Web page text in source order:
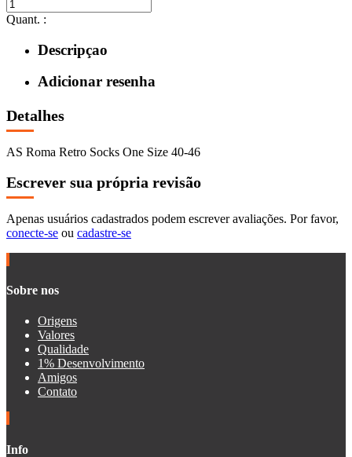
Quant. :
Descripçao
Adicionar resenha
Detalhes
AS Roma Retro Socks One Size 40-46
Escrever sua própria revisão
Apenas usuários cadastrados podem escrever avaliações. Por favor,
conecte-se ou cadastre-se
Sobre nos
Origens
Valores
Qualidade
1% Desenvolvimento
Amigos
Contato
Info